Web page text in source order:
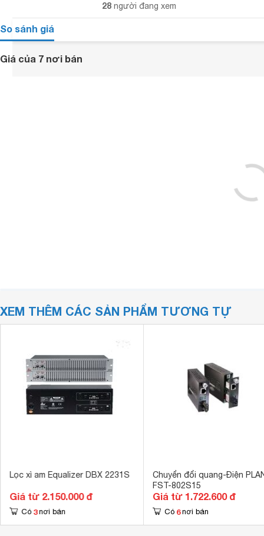
28 người đang xem
So sánh giá
Giá của 7 nơi bán
XEM THÊM CÁC SẢN PHẨM TƯƠNG TỰ
Lọc xì am Equalizer DBX 2231S
Giá từ 2.150.000 đ
Có 3 nơi bán
Chuyển đổi quang-Điện
FST-802S15
Giá từ 1.722.600 đ
Có 6 nơi bán